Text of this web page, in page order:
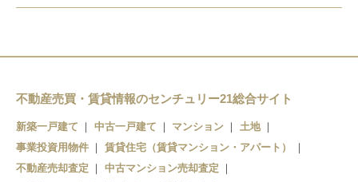
栃木
新栃木
合戦場
野州平川
野州大塚
不動産売買・賃貸情報のセンチュリー21総合サイト
新築一戸建て 中古一戸建て マンション
土地
事業投資用物件
賃貸住宅（賃貸マンション・アパート）
不動産売却査定
中古マンション売却査定